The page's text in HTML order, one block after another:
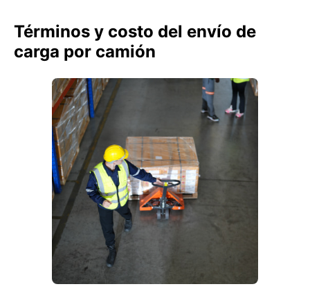
Términos y costo del envío de
carga por camión